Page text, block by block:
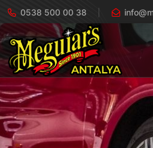
0538 500 00 38